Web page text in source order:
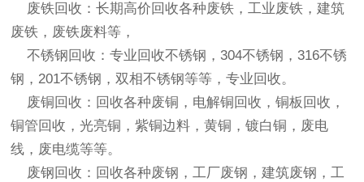
废铁回收 ：长期高价回收各种废铁，工业废铁，建筑
废铁，废铁废料等，
不锈钢回收 ：专业回收不锈钢，304不锈钢，316不锈
钢，201不锈钢，双相不锈钢等等，专业回收。
废铜回收 ：回收各种废铜，电解铜回收，铜板回收，
铜管回收，光亮铜，紫铜边料，黄铜，镀白铜，废电
线，废电缆等等。
废钢回收 ：回收各种废钢，工厂废钢，建筑废钢，工